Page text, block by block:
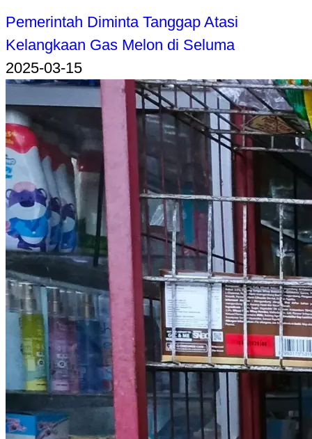
Pemerintah Diminta Tanggap Atasi
Kelangkaan Gas Melon di Seluma
2025-03-15